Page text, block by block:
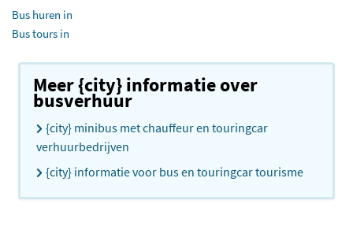
Bus huren in
Bus tours in
Meer {city} informatie over
busverhuur
{city} minibus met chauffeur en touringcar
verhuurbedrijven
{city} informatie voor bus en touringcar tourisme